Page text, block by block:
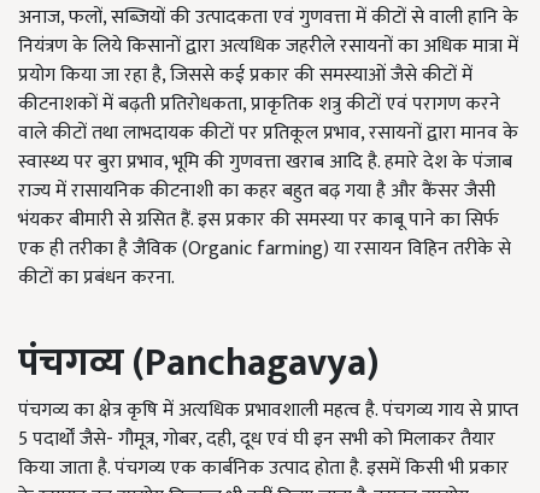
अनाज, फलों, सब्जियों की उत्पादकता एवं गुणवत्ता में कीटों से वाली हानि के
नियंत्रण के लिये किसानों द्वारा अत्यधिक जहरीले रसायनों का अधिक मात्रा में
प्रयोग किया जा रहा है, जिससे कई प्रकार की समस्याओं जैसे कीटों में
कीटनाशकों में बढ़ती प्रतिरोधकता, प्राकृतिक शत्रु कीटों एवं परागण करने
वाले कीटों तथा लाभदायक कीटों पर प्रतिकूल प्रभाव, रसायनों द्वारा मानव के
स्वास्थ्य पर बुरा प्रभाव, भूमि की गुणवत्ता खराब आदि है. हमारे देश के पंजाब
राज्य में रासायनिक कीटनाशी का कहर बहुत बढ़ गया है और कैंसर जैसी
भंयकर बीमारी से ग्रसित हैं. इस प्रकार की समस्या पर काबू पाने का सिर्फ
एक ही तरीका है जैविक (Organic farming) या रसायन विहिन तरीके से
कीटों का प्रबंधन करना.
पंचगव्य (Panchagavya)
पंचगव्य का क्षेत्र कृषि में अत्यधिक प्रभावशाली महत्व है. पंचगव्य गाय से प्राप्त
5 पदार्थों जैसे- गौमूत्र, गोबर, दही, दूध एवं घी इन सभी को मिलाकर तैयार
किया जाता है. पंचगव्य एक कार्बनिक उत्पाद होता है. इसमें किसी भी प्रकार